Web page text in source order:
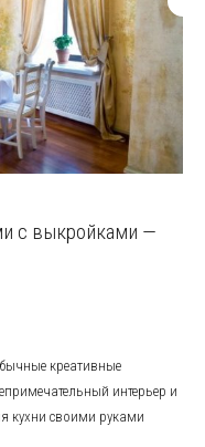
с выкройками —
креативные
интерьер и
кухни своими руками